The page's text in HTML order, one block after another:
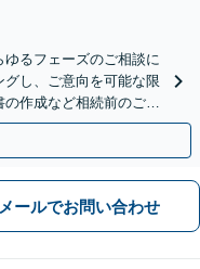
ゆるフェーズのご相談に
し、ご意向を可能な限
作成など相続前のご相
メールでお問い合わせ